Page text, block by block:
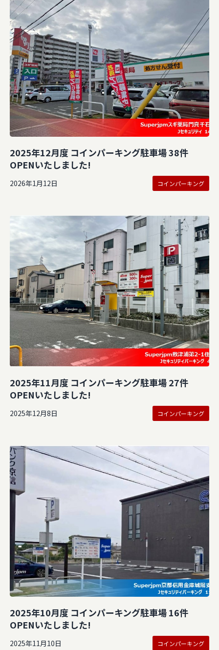
2025年12月度 コインパーキング駐車場 38件
OPENいたしました!
2026年1月12日 コインパーキング
2025年11月度 コインパーキング駐車場 27件
OPENいたしました!
2025年12月8日 コインパーキング
2025年10月度 コインパーキング駐車場 16件
OPENいたしました!
2025年11月10日 コインパーキング